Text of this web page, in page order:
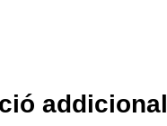
addicional